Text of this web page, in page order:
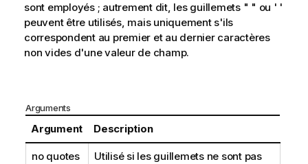
sont employés ; autrement dit, les guillemets " " ou ' '
peuvent être utilisés, mais uniquement s'ils
correspondent au premier et au dernier caractères
non vides d'une valeur de champ.
Arguments
Argument Description
no quotes
Utilisé si les guillemets ne sont pas